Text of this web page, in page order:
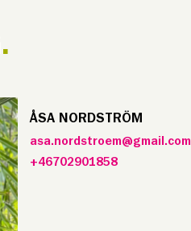
ÅSA NORDSTRÖM
asa.nordstroem@gmail.com
+46702901858